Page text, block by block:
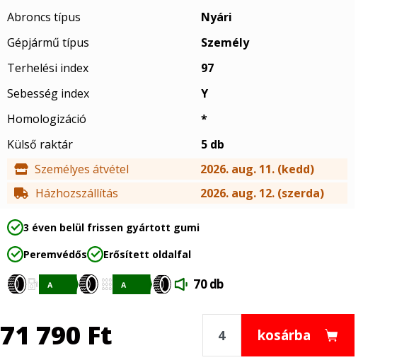
Abroncs típus
Nyári
Gépjármű típus
Személy
Terhelési index
97
Sebesség index
Y
Homologizáció
*
Külső raktár
5 db
Személyes átvétel
2026. aug. 11. (kedd)
Házhozszállítás
2026. aug. 12. (szerda)
3 éven belül frissen gyártott gumi
Peremvédős
Erősített oldalfal
70 db
71 790 Ft kosárba